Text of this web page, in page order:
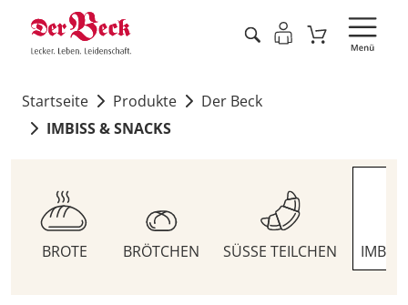
Startseite Produkte
Der Beck
IMBISS & SNACKS
BROTE BRÖTCHEN SÜSSE TEILCHEN